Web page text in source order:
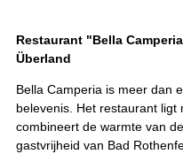
Restaurant "Bella
Überland
Bella Camperia is meer dan
belevenis. Het restaurant
combineert de warmte van
gastvrijheid van Bad